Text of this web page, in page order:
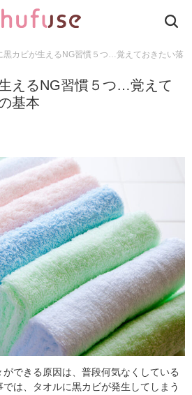
黒カビが生えるNG習慣５つ…覚えておきたい落
えるNG習慣５つ…覚えて
基本
できる原因は、普段何気なくしている
は、タオルに黒カビが発生してしまう